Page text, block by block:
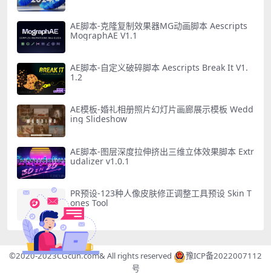
AE脚本-克隆复制效果器MG动画脚本 Aescripts
MographAE V1.1
AE脚本-自定义破碎脚本 Aescripts Break It V1.
1.2
AE模板-婚礼相册照片幻灯片画廊展示模板 Wedd
ing Slideshow
AE脚本-图层深度拉伸挤出三维立体效果脚本 Extr
udalizer v1.0.1
PR预设-123种人像皮肤修正调整工具预设 Skin T
ones Tool
©2020-2023CGcun.com& All rights reserved
豫ICP备2022007112
号